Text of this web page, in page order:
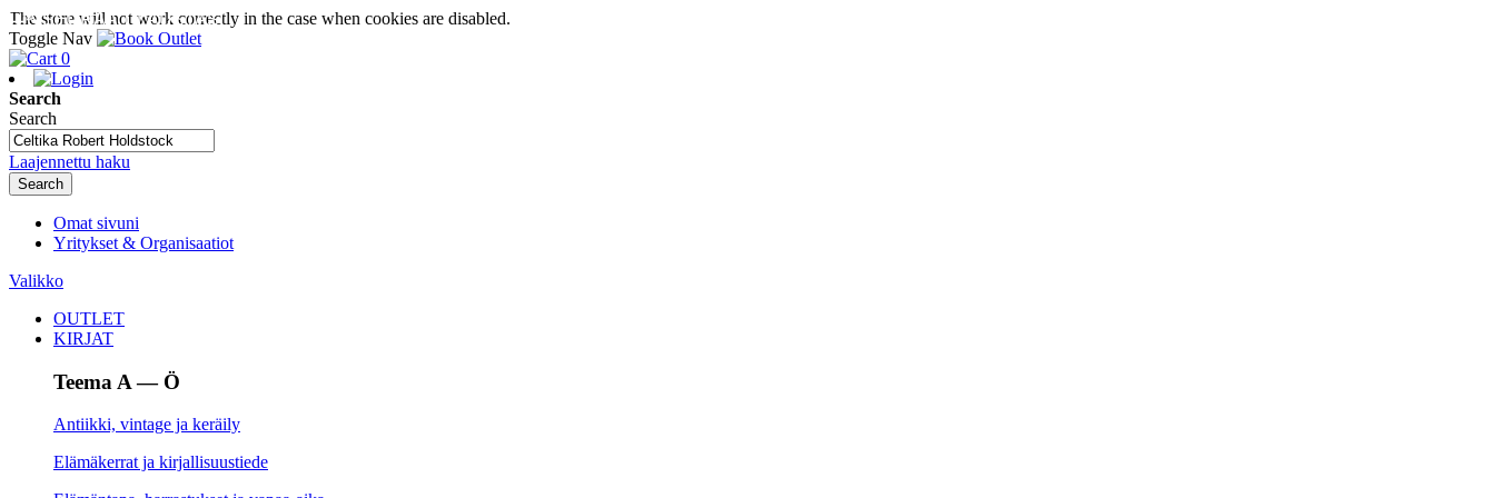
The store will not work correctly in the case when cookies are disabled.
Toggle Nav
0
Search
Search
Laajennettu haku
Search
Omat sivuni
Yritykset & Organisaatiot
Valikko
SEURAA TILAUSTASI
OUTLET
KIRJAT
Teema A — Ö
Antiikki, vintage ja keräily
Elämäkerrat ja kirjallisuustiede